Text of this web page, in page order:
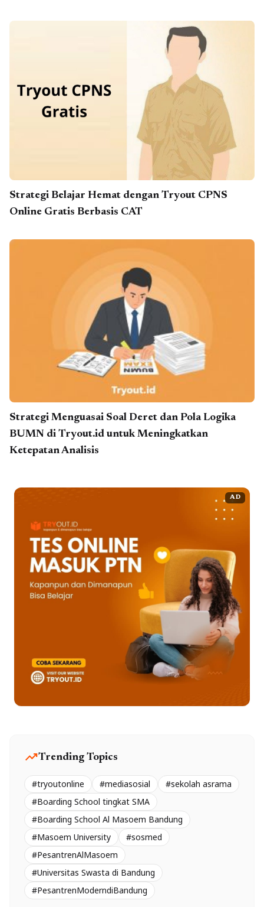
Strategi Belajar Hemat dengan Tryout CPNS
Online Gratis Berbasis CAT
Strategi Menguasai Soal Deret dan Pola Logika
BUMN di Tryout.id untuk Meningkatkan
Ketepatan Analisis
AD
trending_upTrending Topics
#tryoutonline #mediasosial
#sekolah asrama
#Boarding School tingkat SMA
#Boarding School Al Masoem Bandung
#Masoem University
#sosmed
#PesantrenAlMasoem
#Universitas Swasta di Bandung
#PesantrenModerndiBandung